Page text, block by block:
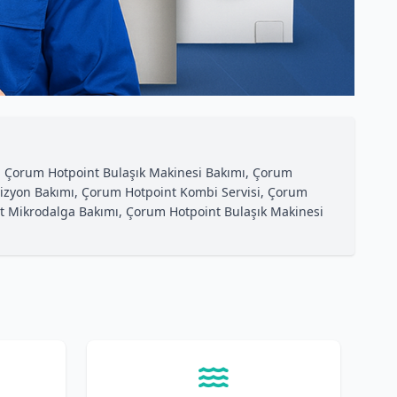
Hotpoint Bulaşık Makinesi Bakımı, Çorum
Bakımı, Çorum Hotpoint Kombi Servisi, Çorum
Mikrodalga Bakımı, Çorum Hotpoint Bulaşık Makinesi